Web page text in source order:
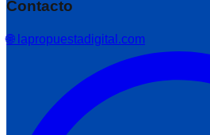
Contacto
🌐 lapropuestadigital.com